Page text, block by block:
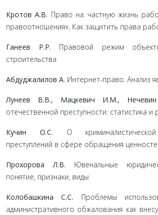
Кротов А.В. Право на частную жизнь
правоотношениях. Как защитить права
Ганеев Р.Р. Правовой режим
строительства
Абдуджалилов А. Интернет-право. Анализ
Лунеев В.В., Мацкевич И.М.,
отечественной преступности: статистика и
Кучин О.С. О
преступлений в сфере обращения
Прохорова Л.В. Ювенальные
понятие, признаки, виды
Колобашкина С.С. Проблемы
административного обжалования как